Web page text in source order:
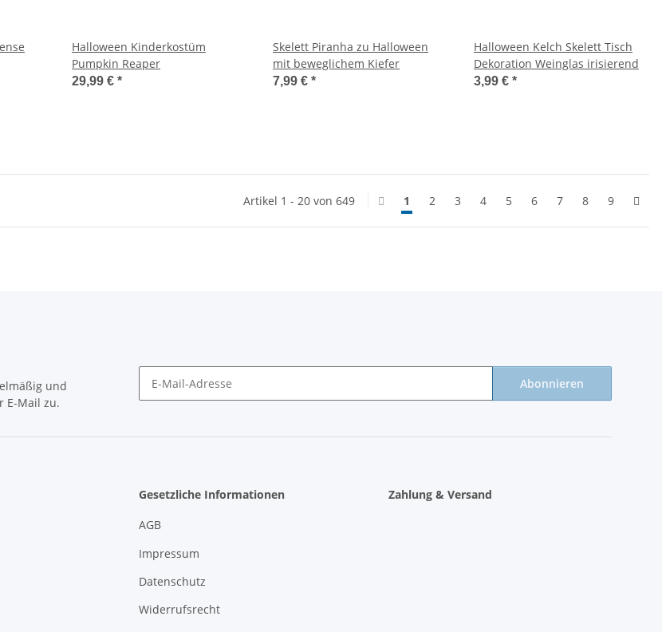
Halloween Kinderkostüm
Pumpkin Reaper
29,99 € *
Skelett Piranha zu Halloween
mit beweglichem Kiefer
7,99 € *
Halloween Kelch Skelett Tisch
Dekoration Weinglas irisierend
3,99 € *
Artikel 1 - 20 von 649 1 2 3 4 5 6 7 8 9
und
E-Mail zu.
Abonnieren
Gesetzliche Informationen
AGB
Impressum
Datenschutz
Widerrufsrecht
Zahlung & Versand